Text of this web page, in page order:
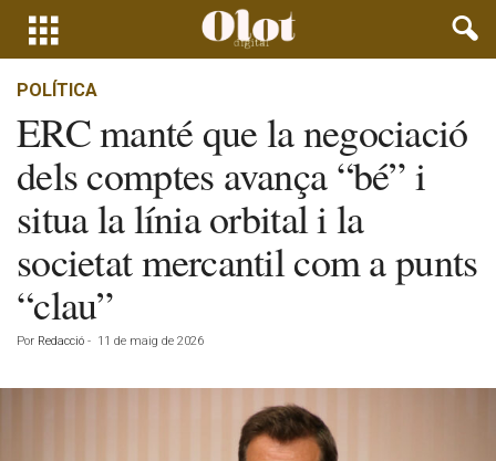
POLÍTICA
ERC manté que la negociació
dels comptes avança “bé” i
situa la línia orbital i la
societat mercantil com a punts
“clau”
Por Redacció - 11 de maig de 2026